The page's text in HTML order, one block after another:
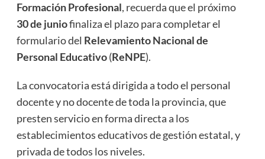
Formación Profesional, recuerda que el próximo
30 de juniofinaliza el plazo para completar el
formulario del Relevamiento Nacional de
Personal Educativo(ReNPE).
La convocatoria está dirigida a todo el personal
docente y no docente de toda la provincia, que
presten servicio en forma directa a los
establecimientos educativos de gestión estatal, y
privada de todos los niveles.